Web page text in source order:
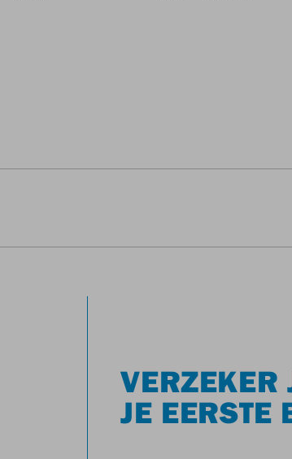
VERZEKER
JE EERSTE